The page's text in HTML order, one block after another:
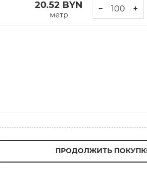
20.52 BYN
метр
− +
ПРОДОЛЖИТЬ